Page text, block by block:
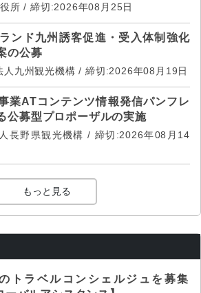
所 / 締切:2026年08月25日
ンド九州誘客促進・受入体制強化
の公募
人九州観光機構 / 締切:2026年08月19日
業ATコンテンツ情報発信パンフレ
公募型プロポーザルの実施
長野県観光機構 / 締切:2026年08月14
もっと見る
トラベルコンシェルジュを募集